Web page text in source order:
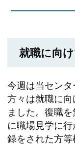
就職に向
今週は当セン
方々は就職に
ました。復職
に職場見学に
録をされた方等